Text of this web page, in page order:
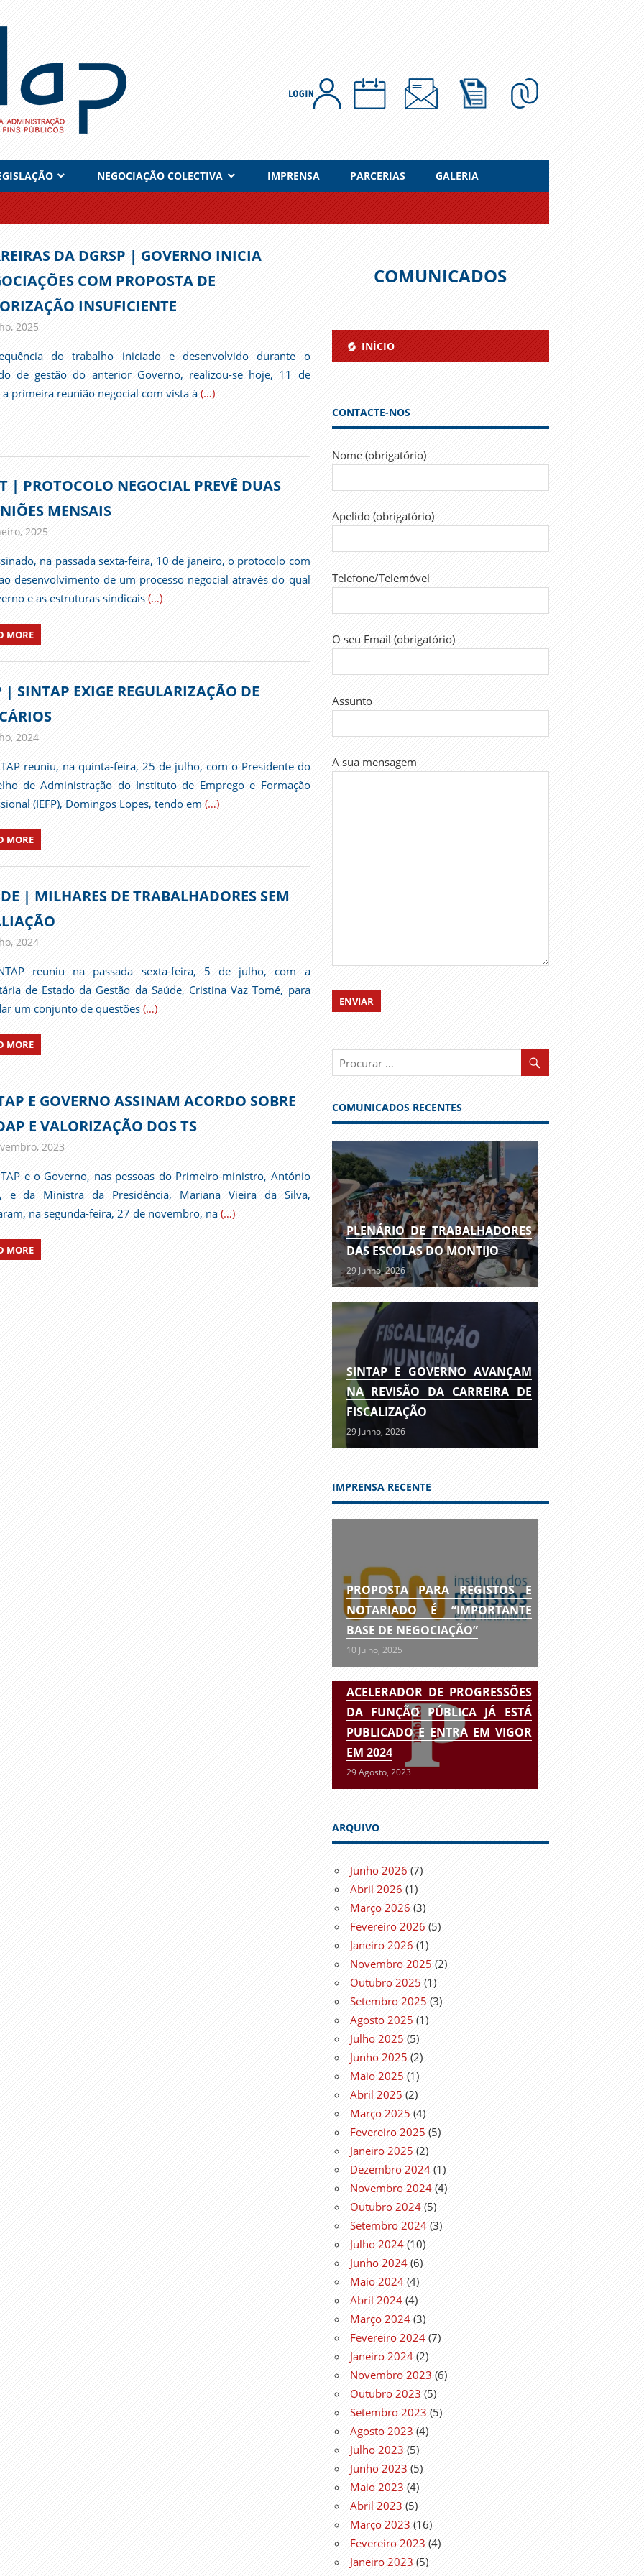
NEGOCIAÇÃO COLECTIVA IMPRENSA PARCERIAS GALERIA
DA DGRSP | GOVERNO INICIA
COM PROPOSTA DE
INSUFICIENTE
2025
do trabalho iniciado e desenvolvido durante o
de gestão do anterior Governo, realizou-se hoje, 11 de
primeira reunião negocial com vista à (…)
| PROTOCOLO NEGOCIAL PREVÊ DUAS
MENSAIS
2025
na passada sexta-feira, 10 de janeiro, o protocolo com
desenvolvimento de um processo negocial através do qual
e as estruturas sindicais (…)
MORE
| SINTAP EXIGE REGULARIZAÇÃO DE
2024admin
Comunicados
reuniu, na quinta-feira, 25 de julho, com o Presidente do
de Administração do Instituto de Emprego e Formação
(IEFP), Domingos Lopes, tendo em (…)
MORE
| MILHARES DE TRABALHADORES SEM
2024admin
Comunicados
reuniu na passada sexta-feira, 5 de julho, com a
de Estado da Gestão da Saúde, Cristina Vaz Tomé, para
um conjunto de questões(…)
MORE
E GOVERNO ASSINAM ACORDO SOBRE
E VALORIZAÇÃO DOS TS
2023
e o Governo, nas pessoas do Primeiro-ministro, António
e da Ministra da Presidência, Mariana Vieira da Silva,
na segunda-feira, 27 de novembro, na (…)
MORE
COMUNICADOS
INÍCIO
CONTACTE-NOS
Nome (obrigatório)
Apelido (obrigatório)
Telefone/Telemóvel
O seu Email (obrigatório)
Assunto
A sua mensagem
COMUNICADOS RECENTES
PLENÁRIO DE TRABALHADORES
DAS ESCOLAS DO MONTIJO
29 Junho, 2026
SINTAP E GOVERNO AVANÇAM
NA REVISÃO DA CARREIRA DE
FISCALIZAÇÃO
29 Junho, 2026
IMPRENSA RECENTE
PROPOSTA PARA REGISTOS E
NOTARIADO É “IMPORTANTE
BASE DE NEGOCIAÇÃO”
10 Julho, 2025
ACELERADOR DE PROGRESSÕES
DA FUNÇÃO PÚBLICA JÁ ESTÁ
PUBLICADO E ENTRA EM VIGOR
EM 2024
29 Agosto, 2023
ARQUIVO
Junho 2026 (7)
Abril 2026 (1)
Março 2026 (3)
Fevereiro 2026 (5)
Janeiro 2026 (1)
Novembro 2025 (2)
Outubro 2025 (1)
Setembro 2025 (3)
Agosto 2025 (1)
Julho 2025 (5)
Junho 2025 (2)
Maio 2025 (1)
Abril 2025 (2)
Março 2025 (4)
Fevereiro 2025 (5)
Janeiro 2025 (2)
Dezembro 2024 (1)
Novembro 2024 (4)
Outubro 2024 (5)
Setembro 2024 (3)
Julho 2024 (10)
Junho 2024 (6)
Maio 2024 (4)
Abril 2024 (4)
Março 2024 (3)
Fevereiro 2024 (7)
Janeiro 2024 (2)
Novembro 2023 (6)
Outubro 2023 (5)
Setembro 2023 (5)
Agosto 2023 (4)
Julho 2023 (5)
Junho 2023 (5)
Maio 2023 (4)
Abril 2023 (5)
Março 2023 (16)
Fevereiro 2023 (4)
Janeiro 2023 (5)